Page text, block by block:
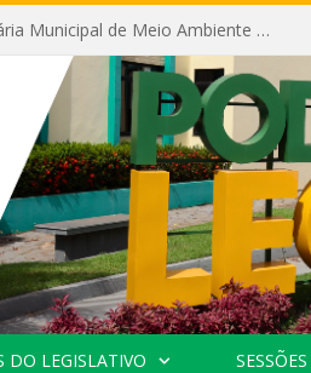
Câmara recebe palestra da Secretária Municipal de Meio Ambiente sobre as ações da “SEMANA DO MEIO AMBIENTE”
DO LEGISLATIVO SESSÕES